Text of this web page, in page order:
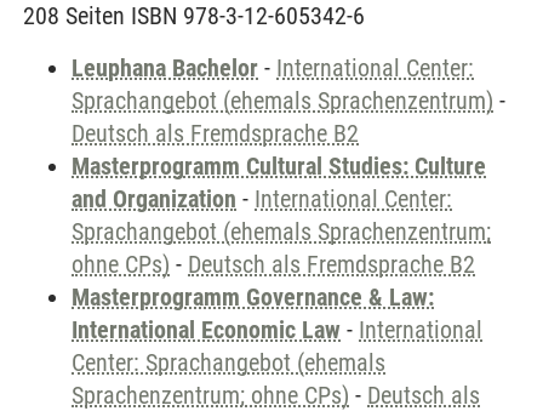
208 Seiten ISBN 978-3-12-605342-6
Leuphana Bachelor - International Center:
Sprachangebot (ehemals Sprachenzentrum) -
Deutsch als Fremdsprache B2
Masterprogramm Cultural Studies: Culture
and Organization - International Center:
Sprachangebot (ehemals Sprachenzentrum;
ohne CPs) - Deutsch als Fremdsprache B2
Masterprogramm Governance & Law:
International Economic Law - International
Center: Sprachangebot (ehemals
Sprachenzentrum; ohne CPs) - Deutsch als